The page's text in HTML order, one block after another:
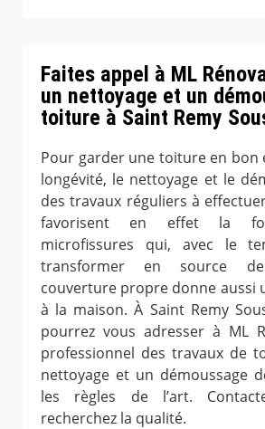
Faites appel à ML
un nettoyage et un
toiture à Saint Remy
Pour garder une toiture en bon
longévité, le nettoyage et le
des travaux réguliers à
favorisent en effet la
microfissures qui, avec le
transformer en source
couverture propre donne aussi
à la maison. À Saint Remy
pourrez vous adresser à ML
professionnel des travaux de
nettoyage et un démoussage
les règles de l’art.
recherchez la qualité.